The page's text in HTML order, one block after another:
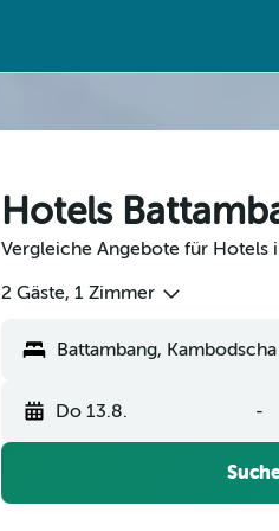
Hotels
Vergleiche Angebote für Hotels
2 Gäste, 1 Zimmer
Do 13.8. -